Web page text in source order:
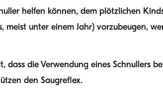
helfen können, dem plötzlichen
meist unter einem Jahr) vorzubeugen,
dass die Verwendung eines Schnullers
den Saugreflex.